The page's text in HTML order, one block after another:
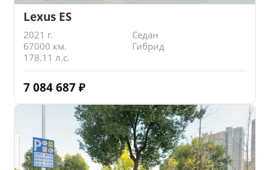
Lexus ES
2021 г.
Седан
67000 км.
Гибрид
178.11 л.с.
7 084 687 ₽